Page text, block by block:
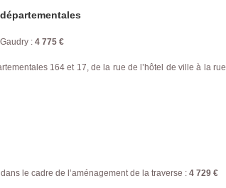
: 4 775 €
164 et 17, de la rue de l’hôtel de ville à la rue
le cadre de l’aménagement de la traverse : 4 729 €